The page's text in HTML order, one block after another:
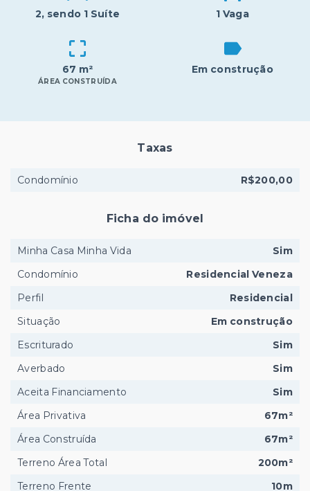
2, sendo 1 Suíte 1 Vaga
67 m²
ÁREA CONSTRUÍDA
Em construção
Taxas
Condomínio R$200,00
Ficha do imóvel
Minha Casa Minha Vida
Sim
Condomínio
Residencial Veneza
Perfil
Residencial
Situação
Em construção
Escriturado
Sim
Averbado
Sim
Aceita Financiamento
Sim
Área Privativa
67m²
Área Construída
67m²
Terreno Área Total
200m²
Terreno Frente
10m